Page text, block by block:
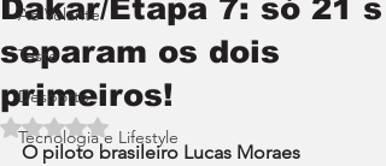
Ao Volante
Teste
Desporto
Tecnologia e Lifestyle
Dakar/Etapa 7: só 21 s
separam os dois
primeiros!
Avaliado com NaN de 5 estrelas.
O piloto brasileiro Lucas Moraes